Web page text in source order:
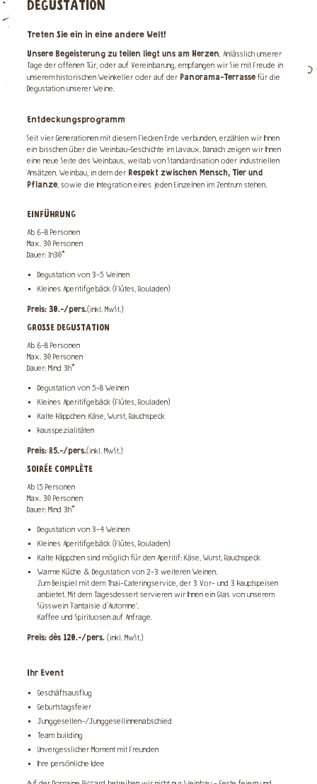
DEGUSTATION
Treten Sie ein in eine andere Welt!
Unsere Begeisterung zu teilen liegt uns am Herzen. Anlässlich unserer
Tage der offenen Tür, oder auf Vereinbarung, empfangen wir Sie mit Freude in
unserem historischen Weinkeller oder auf der Panorama-Terrasse für die
Degustation unserer Weine.
Entdeckungsprogramm
Seit vier Generationen mit diesem Flecken Erde verbunden, erzählen wir Ihnen
ein bisschen über die Weinbau-Geschichte im Lavaux. Danach zeigen wir Ihnen
eine neue Seite des Weinbaus, weitab von Standardisation oder industriellen
Ansätzen. Weinbau, in dem der Respekt zwischen Mensch, Tier und
Pflanze, sowie die Integration eines jeden Einzelnen im Zentrum stehen.
EINFÜHRUNG
Ab 6-8 Personen
Max. 30 Personen
Dauer: 1h30*
Degustation von 3-5 Weinen
Kleines Aperitifgebäck (Flûtes, Rouladen)
Preis: 30.-/pers.(inkl. MwSt.)
GROSSE DEGUSTATION
Ab 6-8 Personen
Max. 30 Personen
Dauer: Mind 3h*
Degustation von 5-8 Weinen
Kleines Aperitifgebäck (Flûtes, Rouladen)
Kalte Häppchen: Käse, Wurst, Rauchspeck
Hausspezialitäten
Preis: 85.-/pers.(inkl. MwSt.)
SOIRÉE COMPLÈTE
Ab 15 Personen
Max. 30 Personen
Dauer: Mind 3h*
Degustation von 3-4 Weinen
Kleines Aperitifgebäck (Flûtes, Rouladen)
Kalte Häppchen sind möglich für den Aperitif: Käse, Wurst, Rauchspeck
Warme Küche & Degustation von 2-3 weiteren Weinen.
Zum Beispiel mit dem Thai-Cateringservice, der 3 Vor- und 3 Hauptspeisen
anbietet. Mit dem Tagesdessert servieren wir Ihnen ein Glas von unserem
Süsswein ‘Fantaisie d'Automne’.
Kaffee und Spirituosen auf Anfrage.
Preis: dès 120.-/pers. (inkl. MwSt.)
Ihr Event
Geschäftsausflug
Geburtstagsfeier
Junggesellen-/Junggesellinnenabschied
Team building
Unvergesslicher Moment mit Freunden
Ihre persönliche Idee